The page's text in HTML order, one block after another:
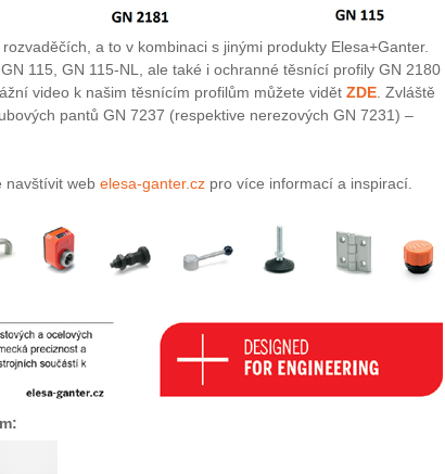
a to v kombinaci s jinými produkty Elesa+Ganter.
115, GN 115-NL, ale také i ochranné těsnící profily GN 2180
video k našim těsnícím profilům můžete vidět ZDE. Zvláště
pantů GN 7237 (respektive nerezových GN 7231) –
navštívit web elesa-ganter.cz pro více informací a inspirací.